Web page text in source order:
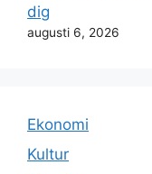
dig
augusti 6, 2026
Ekonomi
Kultur